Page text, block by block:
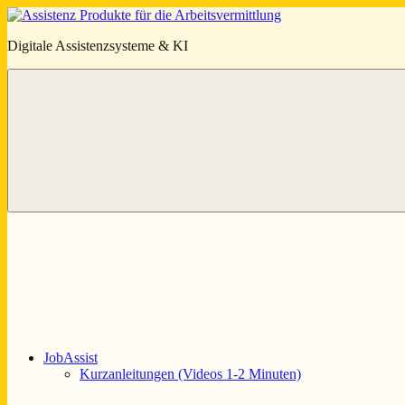
Zum
springen
KJC-
Digitale Assistenzsysteme & KI
JobAssist
Kurzanleitungen (Videos 1-2 Minuten)